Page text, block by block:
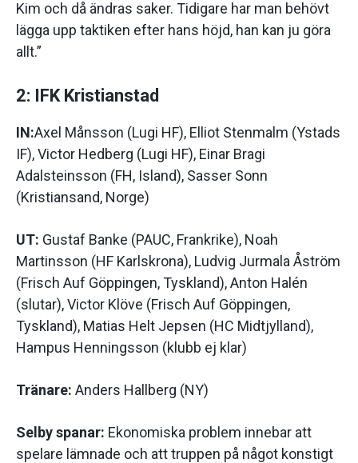
Kim och då ändras saker. Tidigare har man behövt
lägga upp taktiken efter hans höjd, han kan ju göra
allt.”
2: IFK Kristianstad
IN:Axel Månsson (Lugi HF), Elliot Stenmalm (Ystads
IF), Victor Hedberg (Lugi HF), Einar Bragi
Adalsteinsson (FH, Island), Sasser Sonn
(Kristiansand, Norge)
UT: Gustaf Banke (PAUC, Frankrike), Noah
Martinsson (HF Karlskrona), Ludvig Jurmala Åström
(Frisch Auf Göppingen, Tyskland), Anton Halén
(slutar), Victor Klöve (Frisch Auf Göppingen,
Tyskland), Matias Helt Jepsen (HC Midtjylland),
Hampus Henningsson (klubb ej klar)
Tränare: Anders Hallberg (NY)
Selby spanar: Ekonomiska problem innebar att
spelare lämnade och att truppen på något konstigt